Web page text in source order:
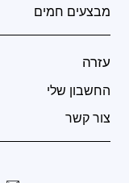
מבצעים חמים
עזרה
החשבון שלי
צור קשר